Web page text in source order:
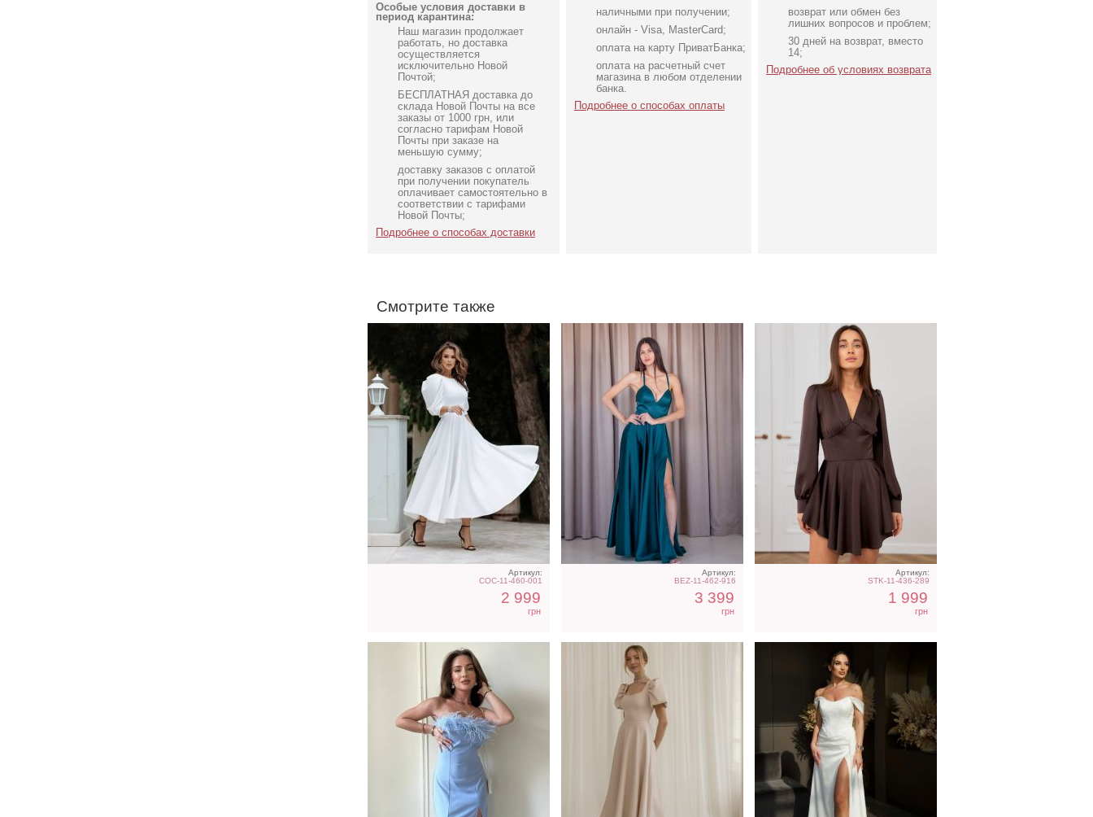
Особые условия доставки в
период карантина:
Наш магазин продолжает
работать, но доставка
осуществляется
исключительно Новой
Почтой;
БЕСПЛАТНАЯ доставка до
склада Новой Почты на все
заказы от 1000 грн, или
согласно тарифам Новой
Почты при заказе на
меньшую сумму;
доставку заказов с оплатой
при получении покупатель
оплачивает самостоятельно в
соответствии с тарифами
Новой Почты;
Подробнее о способах доставки
наличными при получении;
онлайн - Visa, MasterCard;
оплата на карту ПриватБанка;
оплата на расчетный счет
магазина в любом отделении
банка.
Подробнее о способах оплаты
возврат или обмен без
лишних вопросов и проблем;
30 дней на возврат, вместо
14;
Подробнее об условиях возврата
Смотрите также
Нарядное элегантное
молочное платье миди
длины с открытой спинкой
Артикул:
COC-11-460-001
2 999
грн
Артикул:
BEZ-11-462-916
3 399
грн
Артикул:
STK-11-436-289
1 999
грн
Голубое нарядное
облегающее платье в пол
Светлое бежевое платье
на короткий рукав
Вечернее нарядное
корсетное платье белого